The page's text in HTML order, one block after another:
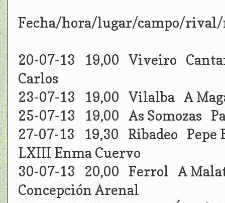
Fecha/hora/lugar/campo/
20-07-13 19,00 Viveiro
Carlos
23-07-13 19,00 Vilalba A
25-07-13 19,00 As Somozas
27-07-13 19,30 Ribadeo
LXIII Enma Cuervo
30-07-13 20,00 Ferrol A
Concepción Arenal